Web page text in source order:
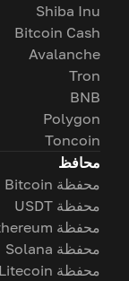
Shiba Inu
Bitcoin Cash
Avalanche
Tron
BNB
Polygon
Toncoin
محافظ
محفظة Bitcoin
محفظة USDT
محفظة Ethereum
محفظة Solana
محفظة Litecoin